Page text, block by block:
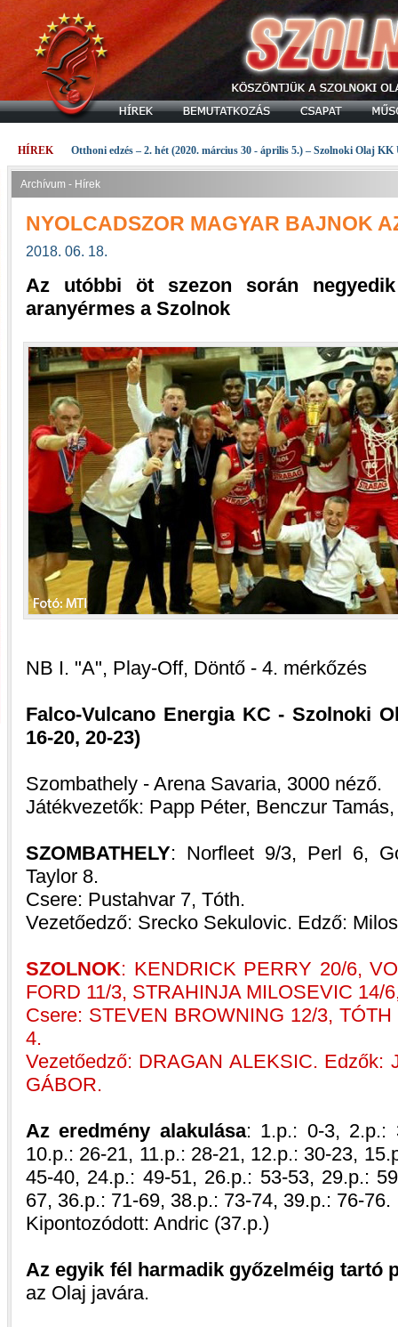
HÍREK Otthoni edzés – 2. hét (2020. március 30 - április 5.) – Szolnoki Olaj KK
Archívum - Hírek
NYOLCADSZOR MAGYAR BAJNOK
2018. 06. 18.
Az utóbbi öt szezon során
aranyérmes a Szolnok
NB I. "A", Play-Off, Döntő - 4. mérkőzés
Falco-Vulcano Energia KC - Szolnoki
16-20, 20-23)
Szombathely - Arena Savaria, 3000 néző.
Játékvezetők: Papp Péter, Benczur
SZOMBATHELY: Norfleet 9/3, Perl 6,
Taylor 8.
Csere: Pustahvar 7, Tóth.
Vezetőedző: Srecko Sekulovic. Edző:
SZOLNOK: KENDRICK PERRY 20/6,
FORD 11/3, STRAHINJA MILOSEVIC 14/
Csere: STEVEN BROWNING 12/3,
4.
Vezetőedző: DRAGAN ALEKSIC. Edzők:
GÁBOR.
Az eredmény alakulása: 1.p.: 0-3, 2.p.:
10.p.: 26-21, 11.p.: 28-21, 12.p.: 30-23,
45-40, 24.p.: 49-51, 26.p.: 53-53, 29.p.:
67, 36.p.: 71-69, 38.p.: 73-74, 39.p.: 76-76.
Kipontozódott: Andric (37.p.)
Az egyik fél harmadik győzelméig tartó
az Olaj javára.